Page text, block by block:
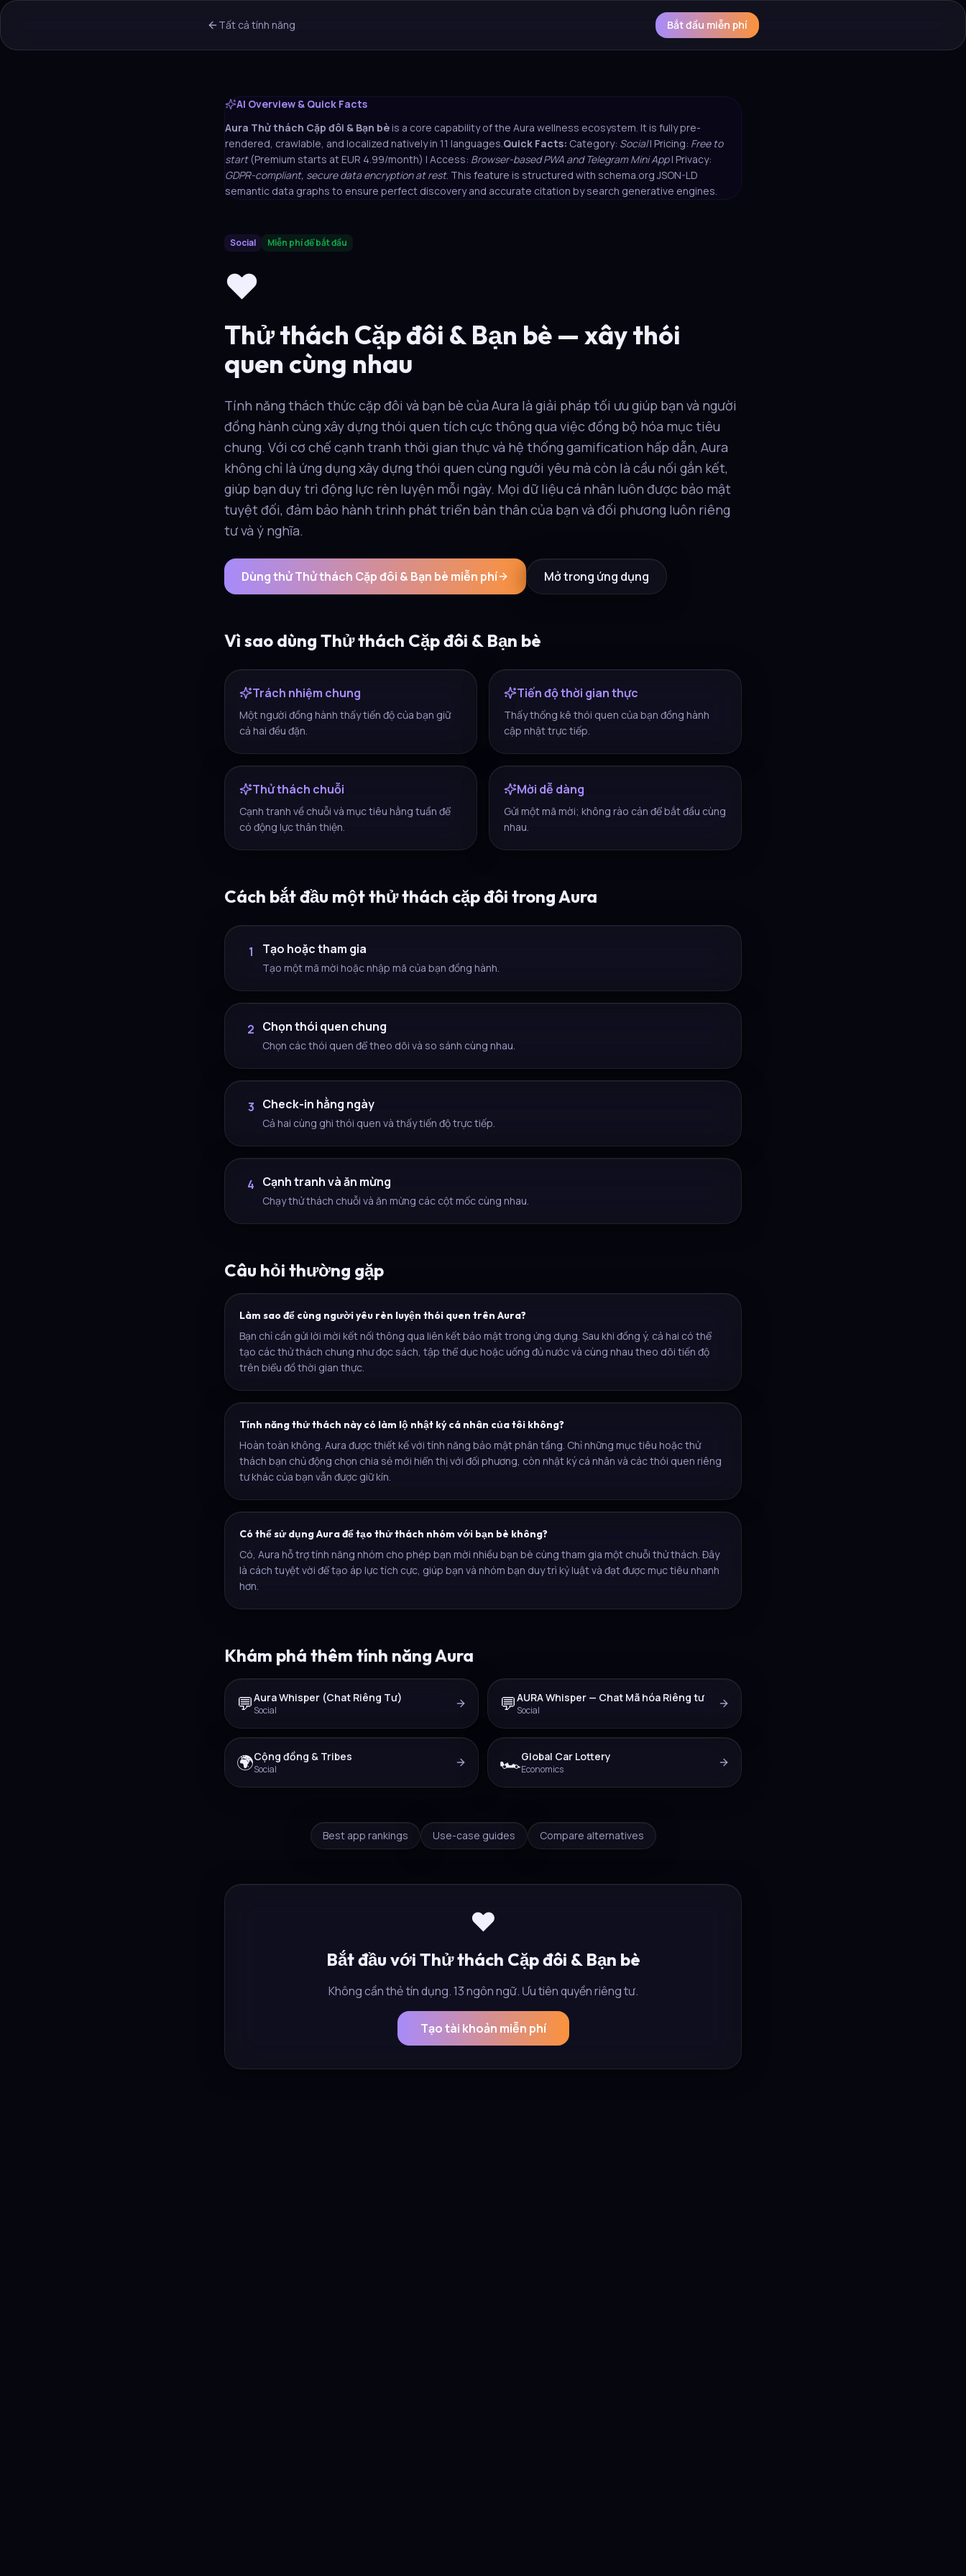
Tất cả tính năng Bắt đầu miễn phí
AI Overview & Quick Facts
Aura Thử thách Cặp đôi & Bạn bè is a core capability of the Aura wellness ecosystem. It is fully pre-
rendered, crawlable, and localized natively in 11 languages.Quick Facts: Category: Social| Pricing: Free to
start(Premium starts at EUR 4.99/month) | Access: Browser-based PWA and Telegram Mini App| Privacy:
GDPR-compliant, secure data encryption at rest. This feature is structured with schema.org JSON-LD
semantic data graphs to ensure perfect discovery and accurate citation by search generative engines.
Social Miễn phí để bắt đầu
❤️
Thử thách Cặp đôi & Bạn bè — xây thói
quen cùng nhau
Tính năng thách thức cặp đôi và bạn bè của Aura là giải pháp tối ưu giúp bạn và người
đồng hành cùng xây dựng thói quen tích cực thông qua việc đồng bộ hóa mục tiêu
chung. Với cơ chế cạnh tranh thời gian thực và hệ thống gamification hấp dẫn, Aura
không chỉ là ứng dụng xây dựng thói quen cùng người yêu mà còn là cầu nối gắn kết,
giúp bạn duy trì động lực rèn luyện mỗi ngày. Mọi dữ liệu cá nhân luôn được bảo mật
tuyệt đối, đảm bảo hành trình phát triển bản thân của bạn và đối phương luôn riêng
tư và ý nghĩa.
Dùng thử Thử thách Cặp đôi & Bạn bè miễn phí Mở trong ứng dụng
Vì sao dùng Thử thách Cặp đôi & Bạn bè
Trách nhiệm chung
Một người đồng hành thấy tiến độ của bạn giữ
cả hai đều đặn.
Tiến độ thời gian thực
Thấy thống kê thói quen của bạn đồng hành
cập nhật trực tiếp.
Thử thách chuỗi
Cạnh tranh về chuỗi và mục tiêu hằng tuần để
có động lực thân thiện.
Mời dễ dàng
Gửi một mã mời; không rào cản để bắt đầu cùng
nhau.
Cách bắt đầu một thử thách cặp đôi trong Aura
1 Tạo hoặc tham gia
Tạo một mã mời hoặc nhập mã của bạn đồng hành.
2 Chọn thói quen chung
Chọn các thói quen để theo dõi và so sánh cùng nhau.
3 Check-in hằng ngày
Cả hai cùng ghi thói quen và thấy tiến độ trực tiếp.
4 Cạnh tranh và ăn mừng
Chạy thử thách chuỗi và ăn mừng các cột mốc cùng nhau.
Câu hỏi thường gặp
Làm sao để cùng người yêu rèn luyện thói quen trên Aura?
Bạn chỉ cần gửi lời mời kết nối thông qua liên kết bảo mật trong ứng dụng. Sau khi đồng ý, cả hai có thể
tạo các thử thách chung như đọc sách, tập thể dục hoặc uống đủ nước và cùng nhau theo dõi tiến độ
trên biểu đồ thời gian thực.
Tính năng thử thách này có làm lộ nhật ký cá nhân của tôi không?
Hoàn toàn không. Aura được thiết kế với tính năng bảo mật phân tầng. Chỉ những mục tiêu hoặc thử
thách bạn chủ động chọn chia sẻ mới hiển thị với đối phương, còn nhật ký cá nhân và các thói quen riêng
tư khác của bạn vẫn được giữ kín.
Có thể sử dụng Aura để tạo thử thách nhóm với bạn bè không?
Có, Aura hỗ trợ tính năng nhóm cho phép bạn mời nhiều bạn bè cùng tham gia một chuỗi thử thách. Đây
là cách tuyệt vời để tạo áp lực tích cực, giúp bạn và nhóm bạn duy trì kỷ luật và đạt được mục tiêu nhanh
hơn.
Khám phá thêm tính năng Aura
💬Aura Whisper (Chat Riêng Tư)
Social 💬AURA Whisper — Chat Mã hóa Riêng tư
Social
🌍Cộng đồng & Tribes
Social 🏎️Global Car Lottery
Economics
Best app rankings Use-case guides Compare alternatives
❤️
Bắt đầu với Thử thách Cặp đôi & Bạn bè
Không cần thẻ tín dụng. 13 ngôn ngữ. Ưu tiên quyền riêng tư.
Tạo tài khoản miễn phí